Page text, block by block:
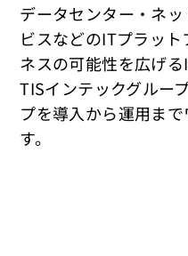
データセンター・ネ
ビスなどのITプラット
ネスの可能性を広げる
TISインテックグルー
プを導入から運用ま
す。